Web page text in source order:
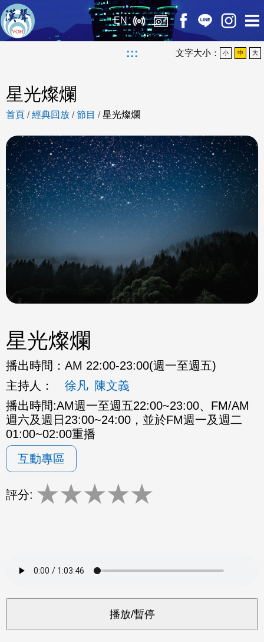
EN
::: 文字大小： 小 中 大
星光燦爛
首頁 /經典回放 /節目 /星光燦爛
星光燦爛
播出時間： AM 22:00-23:00(週一至週五)
主持人：
徐凡 陳文義
播出時間:AM週一至週五22:00~23:00、FM/AM
週六及週日23:00~24:00，並於FM週一及週二
01:00~02:00重播
互動專區
評分: ★★★★★